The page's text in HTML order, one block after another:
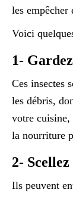
les empêcher
Voici
1-
Ces insectes
les débris,
votre cuisine,
la nourriture
2- Scellez
Ils peuvent